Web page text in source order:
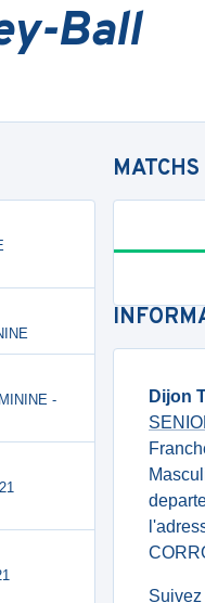
Ball
-
MATCHS
Dijon